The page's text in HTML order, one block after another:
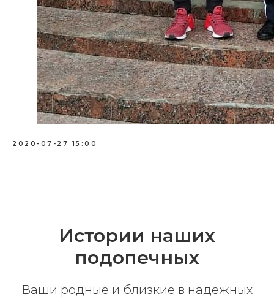
2020-07-27 15:00
Истории наших
подопечных
Ваши родные и близкие в надежных